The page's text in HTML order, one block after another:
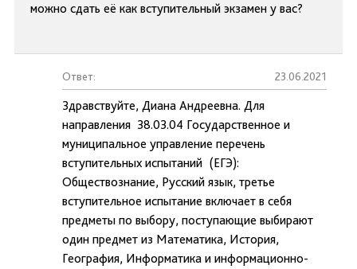
можно сдать её как вступительный экзамен у вас?
Ответ: 23.06.2021
Здравствуйте, Диана Андреевна. Для
направления 38.03.04 Государственное и
муниципальное управление перечень
вступительных испытаний (ЕГЭ):
Обществознание, Русский язык, третье
вступительное испытание включает в себя
предметы по выбору, поступающие выбирают
один предмет из Математика, История,
География, Информатика и информационно-